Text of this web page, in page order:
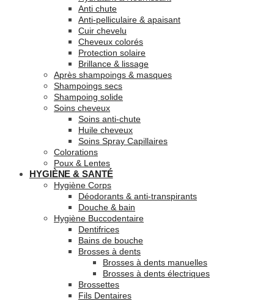
Anti chute
Anti-pelliculaire & apaisant
Cuir chevelu
Cheveux colorés
Protection solaire
Brillance & lissage
Après shampoings & masques
Shampoings secs
Shampoing solide
Soins cheveux
Soins anti-chute
Huile cheveux
Soins Spray Capillaires
Colorations
Poux & Lentes
HYGIÈNE & SANTÉ
Hygiène Corps
Déodorants & anti-transpirants
Douche & bain
Hygiène Buccodentaire
Dentifrices
Bains de bouche
Brosses à dents
Brosses à dents manuelles
Brosses à dents électriques
Brossettes
Fils Dentaires